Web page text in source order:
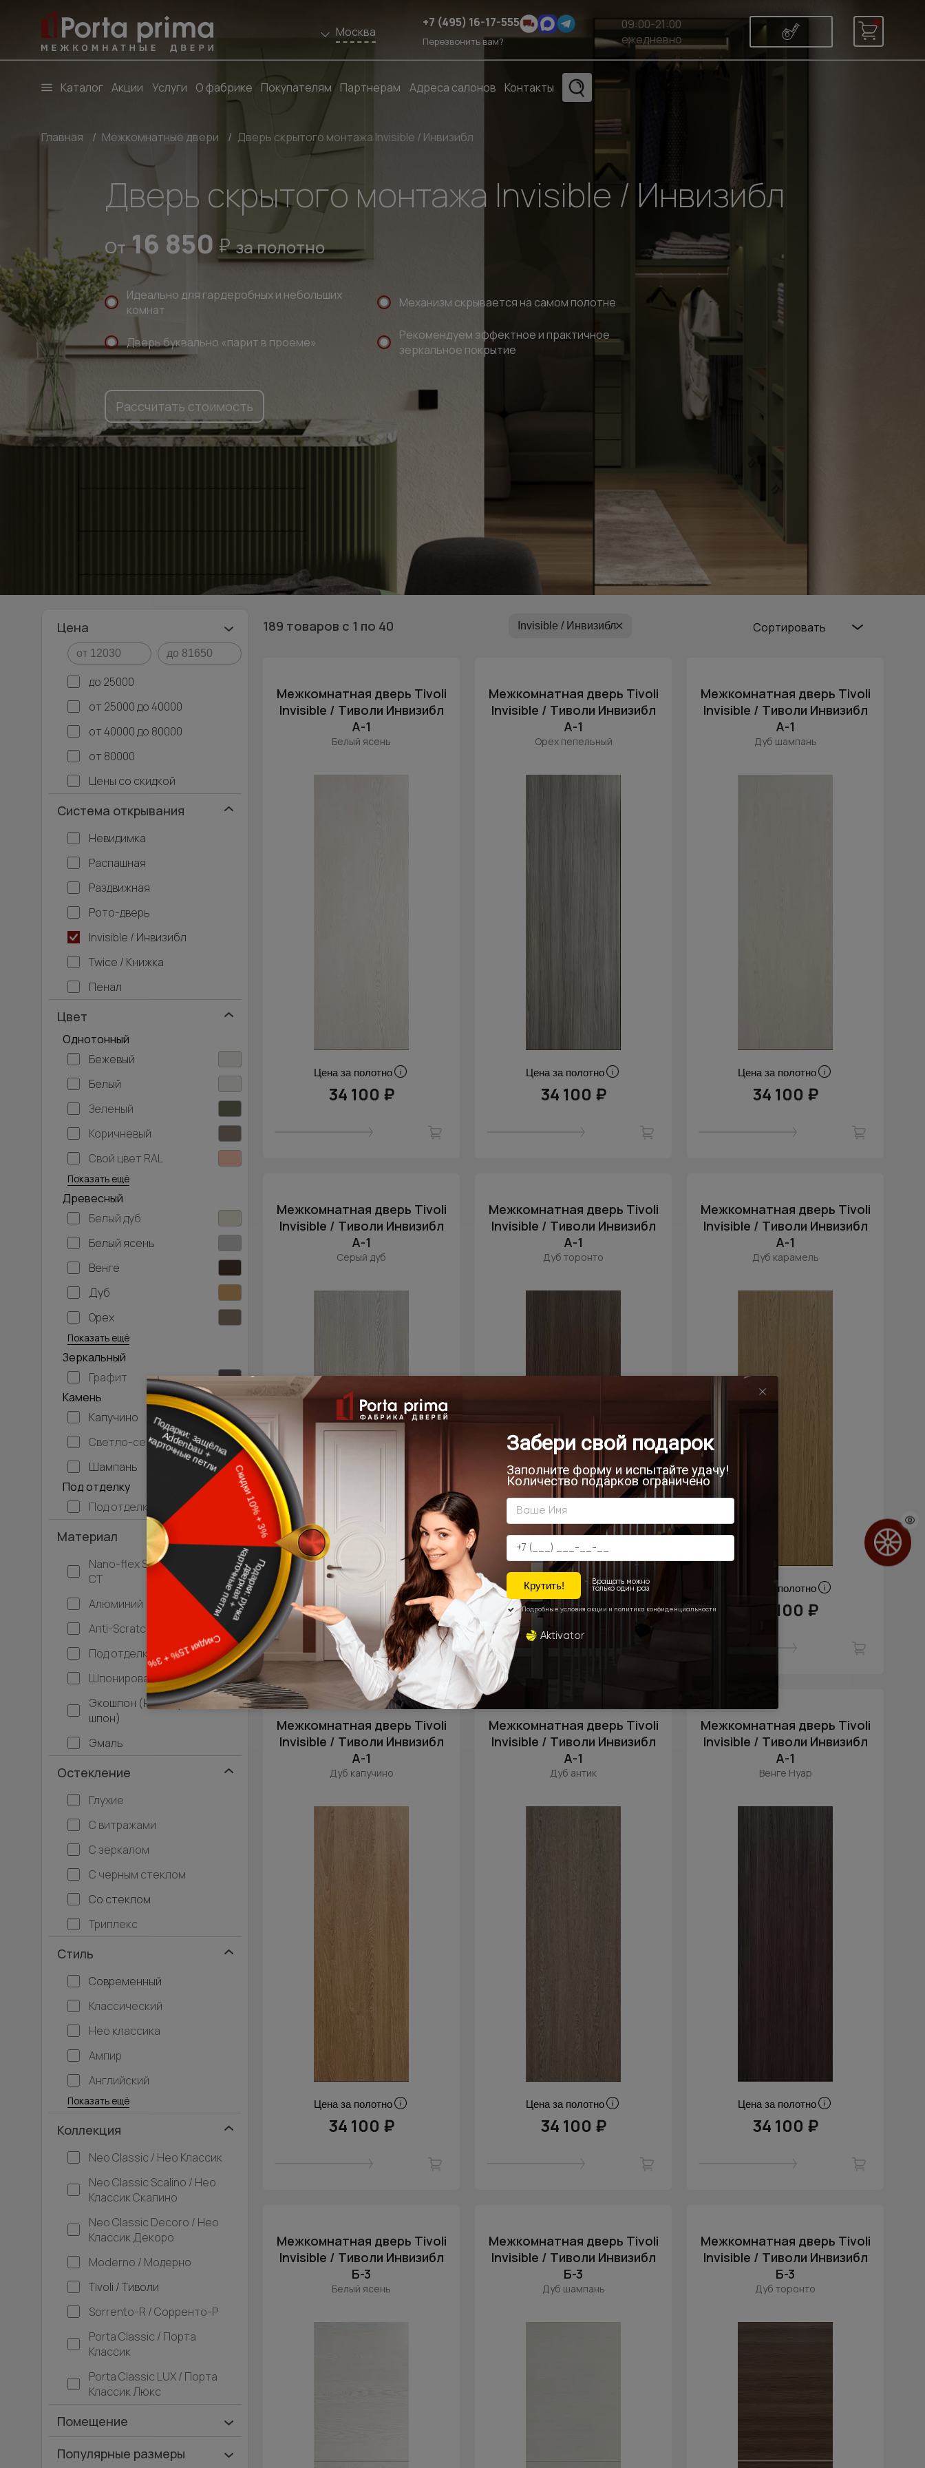
Москва
+7 (495) 16-17-555
Перезвонить вам?
09:00-21:00
ежедневно
Каталог Акции Услуги О фабрике Покупателям Партнерам Адреса салонов Контакты
Главная / Межкомнатные двери / Дверь скрытого монтажа Invisible / Инвизибл
Дверь скрытого монтажа Invisible / Инвизибл
От 16 850 за полотно
Идеально для гардеробных и небольших
комнат
Механизм скрывается на самом полотне
Дверь буквально «парит в проеме»
Рекомендуем эффектное и практичное
зеркальное покрытие
Рассчитать стоимость
Цена
до 25000
от 25000 до 40000
от 40000 до 80000
от 80000
Цены со скидкой
Система открывания
Невидимка
Распашная
Раздвижная
Рото-дверь
Invisible / Инвизибл
Twice / Книжка
Пенал
Цвет
Однотонный
Бежевый
Белый
Зеленый
Коричневый
Свой цвет RAL
Серебристый
Серый
Темно-серый
Хаки
Черный
Показать ещё
Древесный
Белый дуб
Белый ясень
Венге
Дуб
Орех
Серый дуб
Показать ещё
Зеркальный
Графит
Камень
Капучино
Светло-серый
Шампань
Под отделку
Под отделку
Материал
Nano-flex ST / Нано-флекс
СТ
Алюминий
Апti-Sсrаtсh / Анти-скрейтч
Под отделку
Шпонированные
Экошпон (Нано-флекс
шпон)
Эмаль
Остекление
Глухие
С витражами
С зеркалом
С черным стеклом
Со стеклом
Триплекс
Стиль
Современный
Классический
Нео классика
Ампир
Английский
Багетные
Барокко
Кантри
Крашенные
Лофт
Модерн
Под старину
Прованс
Скандинавский
Современная классика
Хай-тек
Показать ещё
Коллекция
Neo Classic / Нео Классик
Neo Classic Scalino / Нео
Классик Скалино
Neo Classic Decoro / Нео
Классик Декоро
Moderno / Модерно
Tivoli / Тиволи
Sorrento-R / Сорренто-Р
Porta Classic / Порта
Классик
Porta Classic LUX / Порта
Классик Люкс
Помещение
Ванная и туалет
Популярные размеры
189 товаров с 1 по 40 Invisible / Инвизибл
Сортировать
Цена (убыв.)
Cначала новинки
Cначала скидки
Межкомнатная дверь Tivoli
Invisible / Тиволи Инвизибл
А-1
Белый ясень
Цена за полотно
34 100 ₽
Межкомнатная дверь Tivoli
Invisible / Тиволи Инвизибл
А-1
Орех пепельный
Цена за полотно
34 100 ₽
Межкомнатная дверь Tivoli
Invisible / Тиволи Инвизибл
А-1
Дуб шампань
Цена за полотно
34 100 ₽
Межкомнатная дверь Tivoli
Invisible / Тиволи Инвизибл
А-1
Серый дуб
Цена за полотно
34 100 ₽
Межкомнатная дверь Tivoli
Invisible / Тиволи Инвизибл
А-1
Дуб торонто
Цена за полотно
34 100 ₽
Межкомнатная дверь Tivoli
Invisible / Тиволи Инвизибл
А-1
Дуб карамель
Цена за полотно
34 100 ₽
Межкомнатная дверь Tivoli
Invisible / Тиволи Инвизибл
А-1
Дуб капучино
Цена за полотно
34 100 ₽
Межкомнатная дверь Tivoli
Invisible / Тиволи Инвизибл
А-1
Дуб антик
Цена за полотно
34 100 ₽
Межкомнатная дверь Tivoli
Invisible / Тиволи Инвизибл
А-1
Венге Нуар
Цена за полотно
34 100 ₽
Межкомнатная дверь Tivoli
Invisible / Тиволи Инвизибл
Б-3
Белый ясень
Межкомнатная дверь Tivoli
Invisible / Тиволи Инвизибл
Б-3
Дуб шампань
Межкомнатная дверь Tivoli
Invisible / Тиволи Инвизибл
Б-3
Дуб торонто